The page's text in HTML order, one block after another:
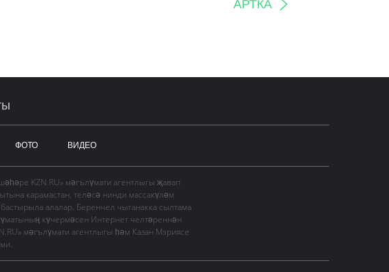
АРТКА
ФОТО ВИДЕО
KZN.RU» мәгълүмати агентлыгы җавап
карамастан, теләсә нинди массакүләм
алалар. Беренчел чыганакка сылтама
күчермәсен Интернет челтәреннән
мәгълүмати агентлыгы һәм Казан Мэриясе